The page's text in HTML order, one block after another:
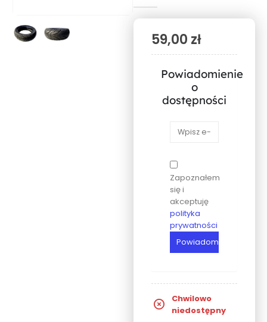
59,00 zł
Powiadomienie
o
dostępności
Zapoznałem
się i
akceptuję
polityka
prywatności
Chwilowo
niedostępny